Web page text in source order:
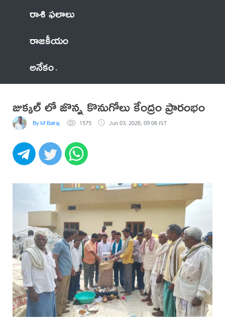
రాశి ఫలాలు
రాజకీయం
అనేకం
జుక్కల్ లో జొన్న కొనుగోలు కేంద్రం ప్రారంభం
By M Balraj 1575 Jun 03, 2026, 09:06 IST